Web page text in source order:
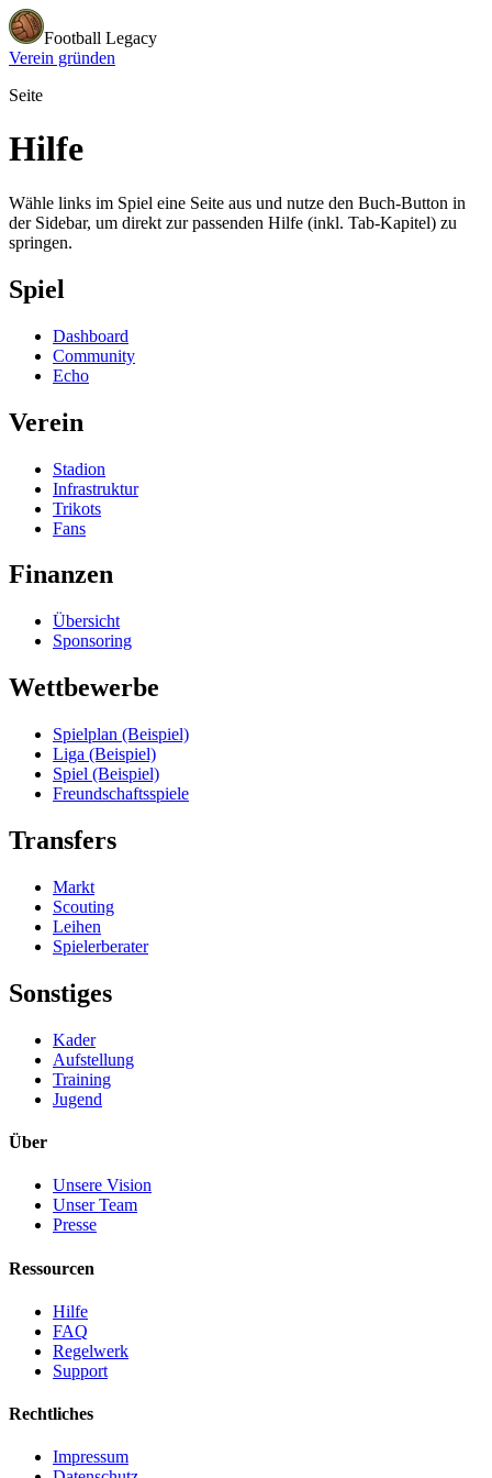
Football Legacy
Verein gründen
Seite
Hilfe
Wähle links im Spiel eine Seite aus und nutze den Buch-Button in
der Sidebar, um direkt zur passenden Hilfe (inkl. Tab-Kapitel) zu
springen.
Spiel
Dashboard
Community
Echo
Verein
Stadion
Infrastruktur
Trikots
Fans
Finanzen
Übersicht
Sponsoring
Wettbewerbe
Spielplan (Beispiel)
Liga (Beispiel)
Spiel (Beispiel)
Freundschaftsspiele
Transfers
Markt
Scouting
Leihen
Spielerberater
Sonstiges
Kader
Aufstellung
Training
Jugend
Über
Unsere Vision
Unser Team
Presse
Ressourcen
Hilfe
FAQ
Regelwerk
Support
Rechtliches
Impressum